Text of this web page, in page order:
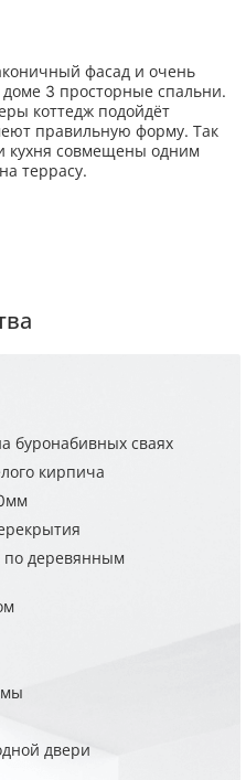
фасад и очень
3 просторные спальни.
коттедж подойдёт
правильную форму. Так
кухня совмещены одним
террасу.
буронабивных сваях
кирпича
деревянным
двери